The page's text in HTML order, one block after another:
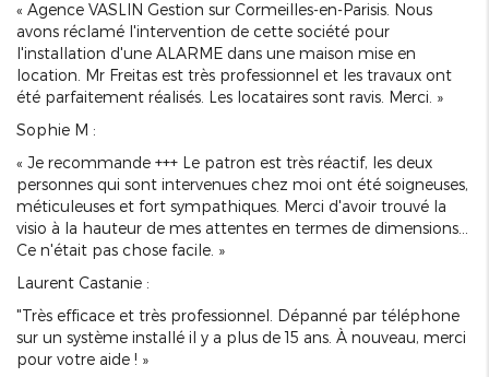
« Agence VASLIN Gestion sur Cormeilles-en-Parisis. Nous
avons réclamé l'intervention de cette société pour
l'installation d'une ALARME dans une maison mise en
location. Mr Freitas est très professionnel et les travaux ont
été parfaitement réalisés. Les locataires sont ravis. Merci. »
Sophie M :
« Je recommande +++ Le patron est très réactif, les deux
personnes qui sont intervenues chez moi ont été soigneuses,
méticuleuses et fort sympathiques. Merci d'avoir trouvé la
visio à la hauteur de mes attentes en termes de dimensions…
Ce n'était pas chose facile. »
Laurent Castanie :
"Très efficace et très professionnel. Dépanné par téléphone
sur un système installé il y a plus de 15 ans. À nouveau, merci
pour votre aide ! »